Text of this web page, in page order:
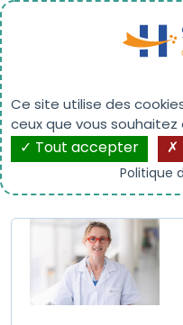
Dr Isabelle
Panneau de gestion des
Ce site utilise des
ceux que vous souhaitez
Tout accepter
Politique